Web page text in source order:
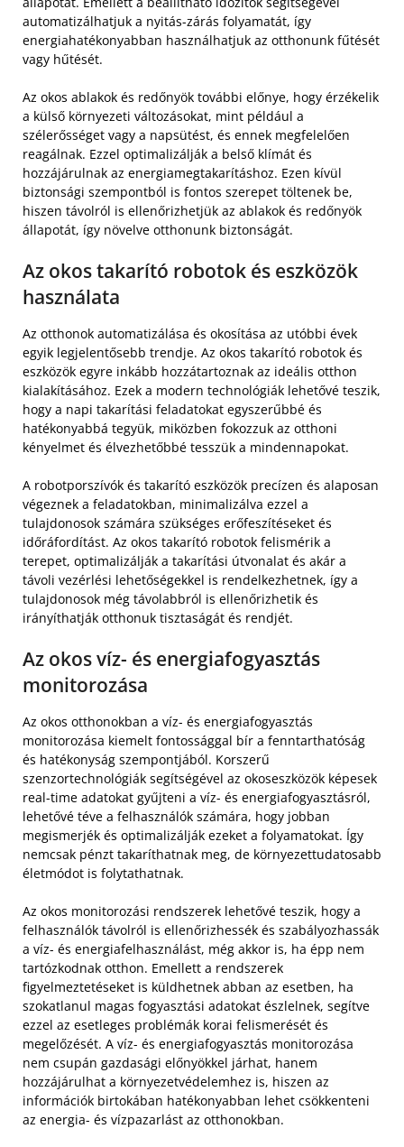
automatizálhatjuk a nyitás-zárás folyamatát, így
energiahatékonyabban használhatjuk az otthonunk fűtését
vagy hűtését.
Az okos ablakok és redőnyök további előnye, hogy érzékelik
a külső környezeti változásokat, mint például a
szélerősséget vagy a napsütést, és ennek megfelelően
reagálnak. Ezzel optimalizálják a belső klímát és
hozzájárulnak az energiamegtakarításhoz. Ezen kívül
biztonsági szempontból is fontos szerepet töltenek be,
hiszen távolról is ellenőrizhetjük az ablakok és redőnyök
állapotát, így növelve otthonunk biztonságát.
Az okos takarító robotok és eszközök
használata
Az otthonok automatizálása és okosítása az utóbbi évek
egyik legjelentősebb trendje. Az okos takarító robotok és
eszközök egyre inkább hozzátartoznak az ideális otthon
kialakításához. Ezek a modern technológiák lehetővé teszik,
hogy a napi takarítási feladatokat egyszerűbbé és
hatékonyabbá tegyük, miközben fokozzuk az otthoni
kényelmet és élvezhetőbbé tesszük a mindennapokat.
A robotporszívók és takarító eszközök precízen és alaposan
végeznek a feladatokban, minimalizálva ezzel a
tulajdonosok számára szükséges erőfeszítéseket és
időráfordítást. Az okos takarító robotok felismérik a
terepet, optimalizálják a takarítási útvonalat és akár a
távoli vezérlési lehetőségekkel is rendelkezhetnek, így a
tulajdonosok még távolabbról is ellenőrizhetik és
irányíthatják otthonuk tisztaságát és rendjét.
Az okos víz- és energiafogyasztás
monitorozása
Az okos otthonokban a víz- és energiafogyasztás
monitorozása kiemelt fontossággal bír a fenntarthatóság
és hatékonyság szempontjából. Korszerű
szenzortechnológiák segítségével az okoseszközök képesek
real-time adatokat gyűjteni a víz- és energiafogyasztásról,
lehetővé téve a felhasználók számára, hogy jobban
megismerjék és optimalizálják ezeket a folyamatokat. Így
nemcsak pénzt takaríthatnak meg, de környezettudatosabb
életmódot is folytathatnak.
Az okos monitorozási rendszerek lehetővé teszik, hogy a
felhasználók távolról is ellenőrizhessék és szabályozhassák
a víz- és energiafelhasználást, még akkor is, ha épp nem
tartózkodnak otthon. Emellett a rendszerek
figyelmeztetéseket is küldhetnek abban az esetben, ha
szokatlanul magas fogyasztási adatokat észlelnek, segítve
ezzel az esetleges problémák korai felismerését és
megelőzését. A víz- és energiafogyasztás monitorozása
nem csupán gazdasági előnyökkel járhat, hanem
hozzájárulhat a környezetvédelemhez is, hiszen az
információk birtokában hatékonyabban lehet csökkenteni
az energia- és vízpazarlást az otthonokban.